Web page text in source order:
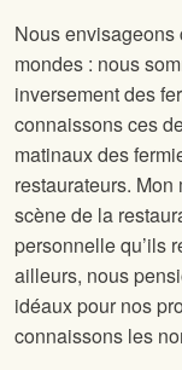
Nous
mondes : nous
inversement des
connaissons ces
matinaux des
restaurateurs.
scène de la
personnelle qu’ils
ailleurs, nous
idéaux pour nos
connaissons les